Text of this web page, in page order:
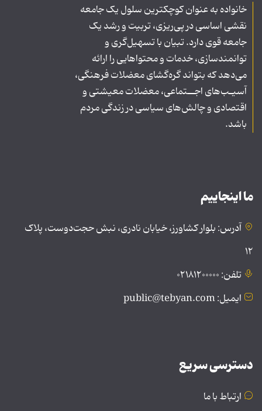
خانواده به عنوان کوچکترین سلول یک جامعه
نقشی اساسی در پی‌ریزی، تربیت و رشد یک
جامعه قوی دارد. تبیان با تسهیل‌گری و
توانمندسازی، خدمات و محتواهایی را ارائه
می‌دهد که بتواند گره‌گشای معضلات فرهنگی،
آسیـب‌های اجــتماعی، معضلات معیشتی و
اقتصادی و چالش‌های سیاسی در زندگی مردم
باشد.
ما اینجاییم
آدرس: بلوار کشاورز، خیابان نادری، نبش حجت‌دوست، پلاک
۱۲
تلفن: ۰۲۱۸۱۲۰۰۰۰۰
ایمیل: public@tebyan.com
دسترسی سریع
ارتباط با ما